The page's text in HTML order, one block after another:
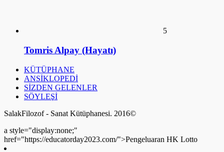
5
Tomris Alpay (Hayatı)
KÜTÜPHANE
ANSİKLOPEDİ
SİZDEN GELENLER
SÖYLEŞİ
SalakFilozof - Sanat Kütüphanesi. 2016©
a style="display:none;"
href="https://educatorday2023.com/">Pengeluaran HK Lotto